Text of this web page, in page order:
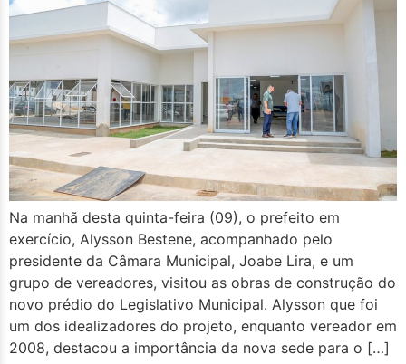
Na manhã desta quinta-feira (09), o prefeito em
exercício, Alysson Bestene, acompanhado pelo
presidente da Câmara Municipal, Joabe Lira, e um
grupo de vereadores, visitou as obras de construção do
novo prédio do Legislativo Municipal. Alysson que foi
um dos idealizadores do projeto, enquanto vereador em
2008, destacou a importância da nova sede para o […]